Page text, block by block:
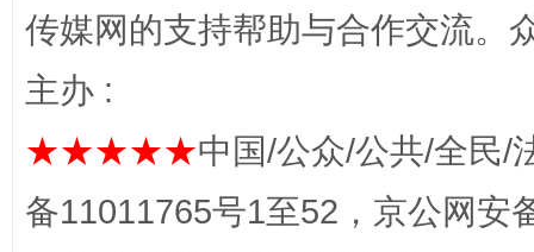
传媒网的支持帮助与合作交流。
主办 :
★★★★★中国/公众/公共/全民/
备11011765号1至52，京公网安